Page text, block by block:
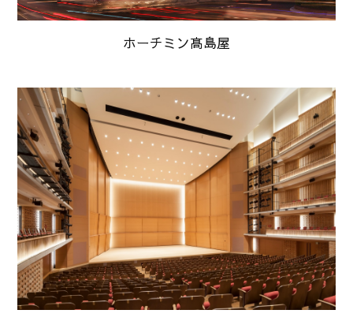
ホーチミン髙島屋